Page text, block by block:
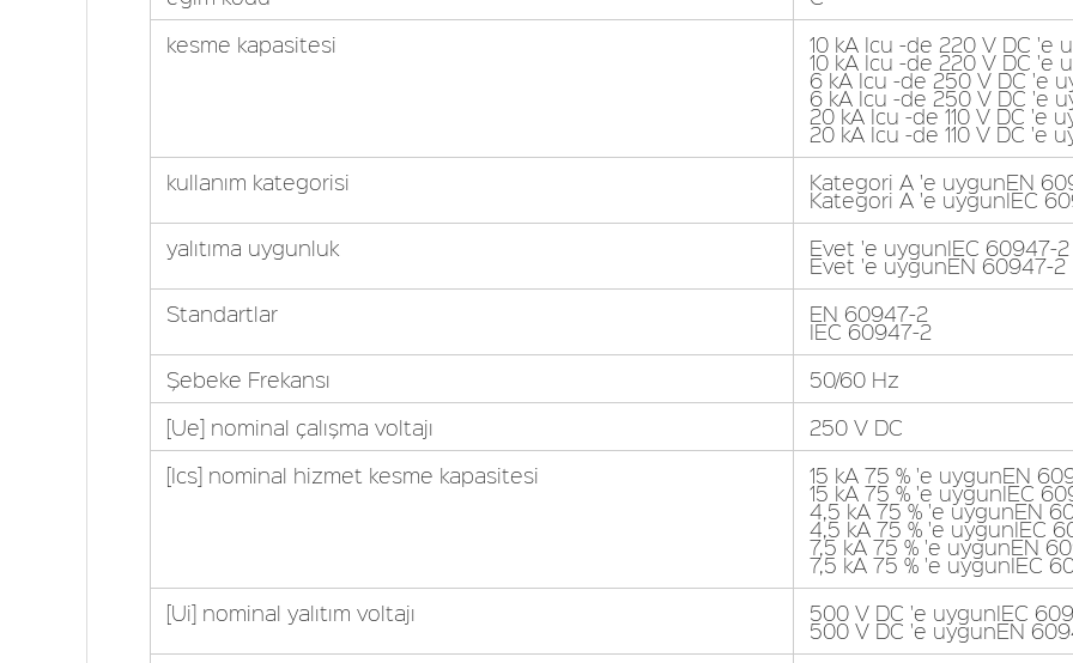
kesme kapasitesi
10 kA Icu -de 220 V DC 'e
10 kA Icu -de 220 V DC 'e
6 kA Icu -de 250 V DC 'e
6 kA Icu -de 250 V DC 'e
20 kA Icu -de 110 V DC 'e
20 kA Icu -de 110 V DC 'e
kullanım kategorisi
Kategori A 'e uygunEN
Kategori A 'e uygunIEC
yalıtıma uygunluk
Evet 'e uygunIEC 60947-2
Evet 'e uygunEN 60947-2
Standartlar
EN 60947-2
IEC 60947-2
Şebeke Frekansı
50/60 Hz
[Ue] nominal çalışma voltajı
250 V DC
[Ics] nominal hizmet kesme kapasitesi
15 kA 75 % 'e uygunEN
15 kA 75 % 'e uygunIEC
4,5 kA 75 % 'e uygunEN
4,5 kA 75 % 'e uygunIEC
7,5 kA 75 % 'e uygunEN
7,5 kA 75 % 'e uygunIEC
[Ui] nominal yalıtım voltajı
500 V DC 'e uygunIEC
500 V DC 'e uygunEN